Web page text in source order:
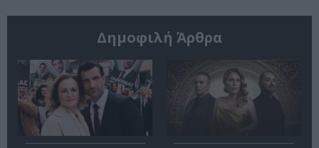
Δημοφιλή Άρθρα